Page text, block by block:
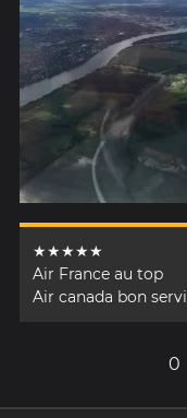
★★★★★
Air France au top
Air canada bon
0